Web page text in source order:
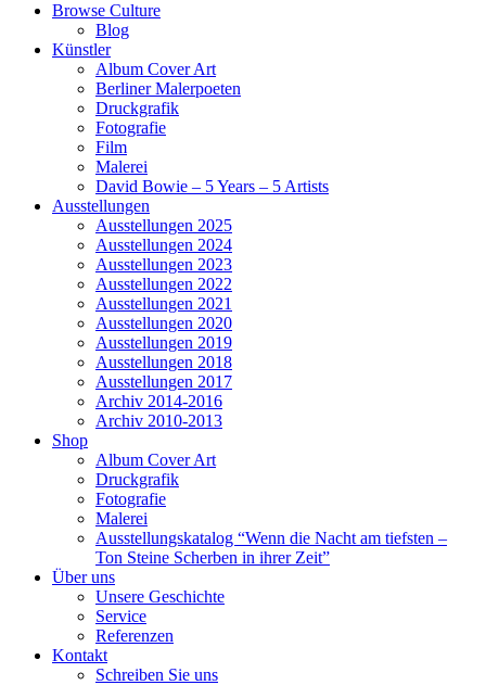
Browse Culture
Blog
Künstler
Album Cover Art
Berliner Malerpoeten
Druckgrafik
Fotografie
Film
Malerei
David Bowie – 5 Years – 5 Artists
Ausstellungen
Ausstellungen 2025
Ausstellungen 2024
Ausstellungen 2023
Ausstellungen 2022
Ausstellungen 2021
Ausstellungen 2020
Ausstellungen 2019
Ausstellungen 2018
Ausstellungen 2017
Archiv 2014-2016
Archiv 2010-2013
Shop
Album Cover Art
Druckgrafik
Fotografie
Malerei
Ausstellungskatalog “Wenn die Nacht am tiefsten –
Ton Steine Scherben in ihrer Zeit”
Über uns
Unsere Geschichte
Service
Referenzen
Kontakt
Schreiben Sie uns